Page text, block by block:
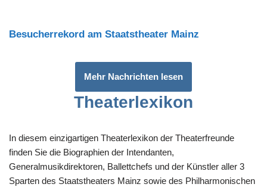
Besucherrekord am Staatstheater Mainz
Mehr Nachrichten lesen
Theaterlexikon
In diesem einzigartigen Theaterlexikon der Theaterfreunde
finden Sie die Biographien der Intendanten,
Generalmusikdirektoren, Ballettchefs und der Künstler aller 3
Sparten des Staatstheaters Mainz sowie des Philharmonischen